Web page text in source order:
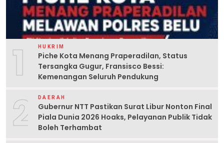
1 HUKRIM
Piche Kota Menang Praperadilan, Status
Tersangka Gugur, Fransisco Bessi:
Kemenangan Seluruh Pendukung
2 DAERAH
Gubernur NTT Pastikan Surat Libur Nonton Final
Piala Dunia 2026 Hoaks, Pelayanan Publik Tidak
Boleh Terhambat